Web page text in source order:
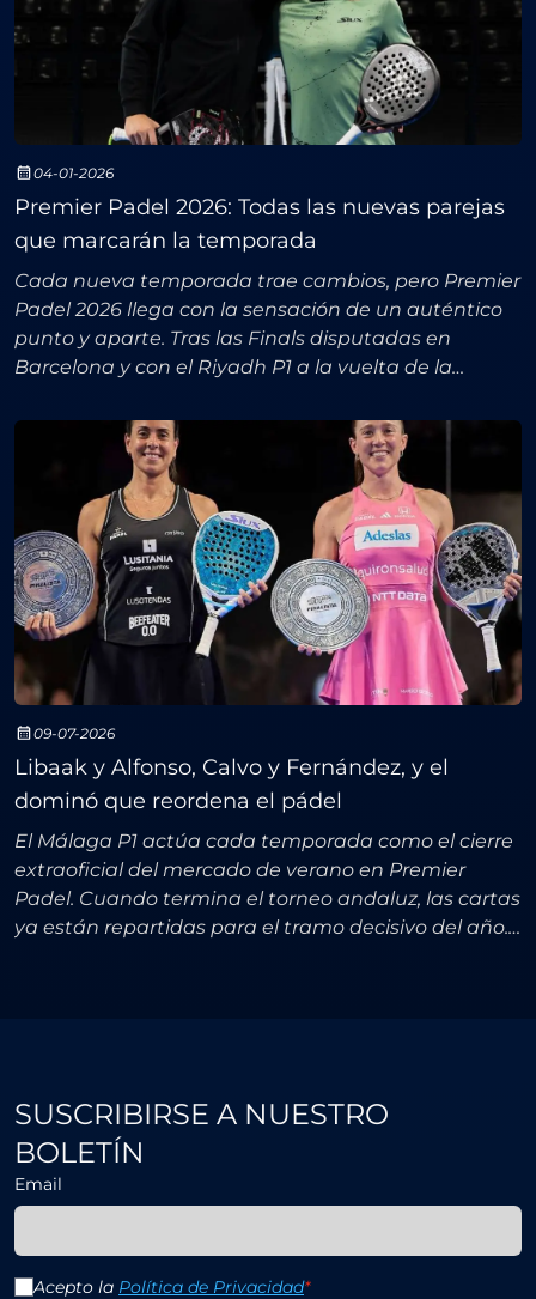
04-01-2026
Premier Padel 2026: Todas las nuevas parejas
que marcarán la temporada
Cada nueva temporada trae cambios, pero Premier
Padel 2026 llega con la sensación de un auténtico
punto y aparte. Tras las Finals disputadas en
Barcelona y con el Riyadh P1 a la vuelta de la
profesiona
09-07-2026
Libaak y Alfonso, Calvo y Fernández, y el
dominó que reordena el pádel
El Málaga P1 actúa cada temporada como el cierre
extraoficial del mercado de verano en Premier
Padel. Cuando termina el torneo andaluz, las cartas
ya están repartidas para el tramo decisivo del año.
SUSCRIBIRSE A NUESTRO
BOLETÍN
Email
Acepto la Política de Privacidad*